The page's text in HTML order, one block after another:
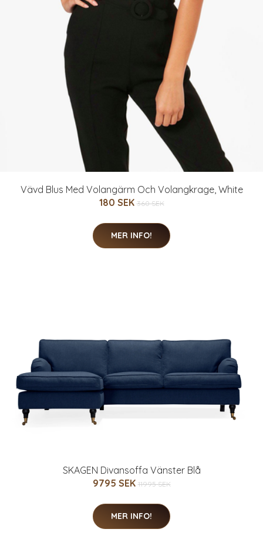
Vävd Blus Med Volangärm Och Volangkrage, White
180 SEK 360 SEK
MER INFO!
SKAGEN Divansoffa Vänster Blå
9795 SEK 11995 SEK
MER INFO!